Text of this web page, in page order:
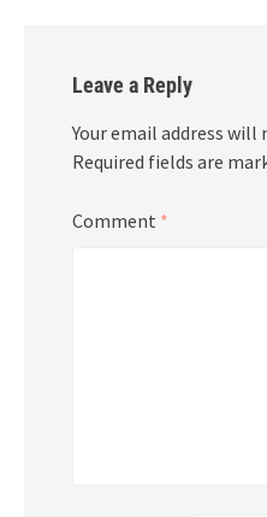
Leave a Reply
Your email address will
Required fields are
Comment *